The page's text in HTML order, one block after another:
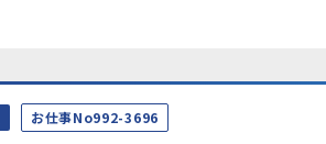
お仕事No992-3696